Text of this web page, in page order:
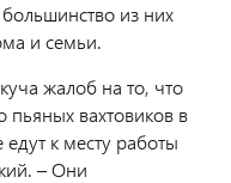
из них
и семьи.
жалоб на то, что
пьяных вахтовиков в
едут к месту работы
– Они